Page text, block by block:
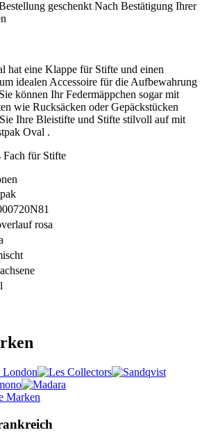
geschenkt Nach Bestätigung Ihrer
hat eine Klappe für Stifte und einen
idealen Accessoire für die Aufbewahrung
können Ihr Federmäppchen sogar mit
wie Rucksäcken oder Gepäckstücken
Ihre Bleistifte und Stifte stilvoll auf mit
Oval .
Fach für Stifte
rosa
Marken